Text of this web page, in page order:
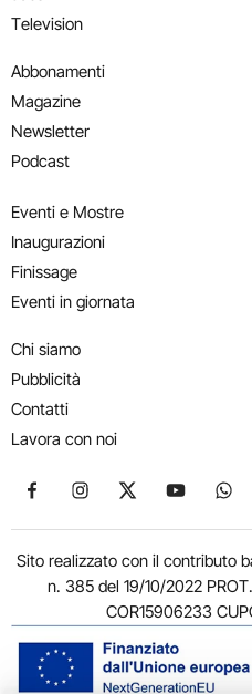
Television
Abbonamenti
Magazine
Newsletter
Podcast
Eventi e Mostre
Inaugurazioni
Finissage
Eventi in giornata
Chi siamo
Pubblicità
Contatti
Lavora con noi
Seguici su Facebook
Seguici su Instagram
Seguici su X
Seguici
Sito realizzato con il contributo
n. 385 del 19/10/2022
COR15906233